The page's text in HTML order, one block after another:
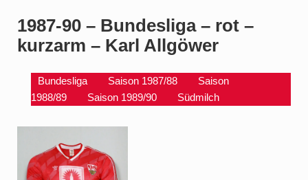
1987-90 – Bundesliga – rot –
kurzarm – Karl Allgöwer
Bundesliga Saison 1987/88
Saison
1988/89
Saison 1989/90 Südmilch